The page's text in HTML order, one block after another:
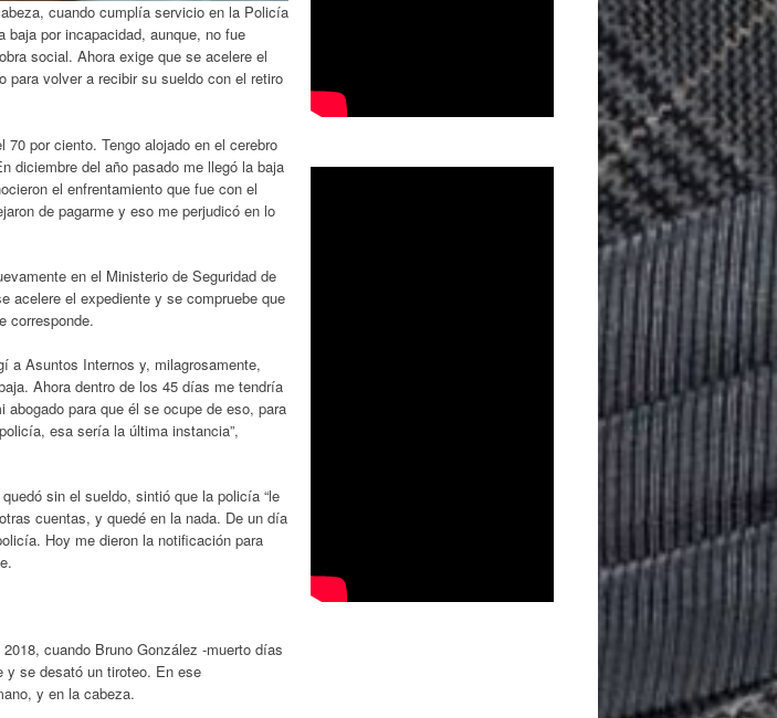
cuando cumplía servicio en la Policía
baja por incapacidad, aunque, no fue
social. Ahora exige que se acelere el
para volver a recibir su sueldo con el retiro
por ciento. Tengo alojado en el cerebro
diciembre del año pasado me llegó la baja
el enfrentamiento que fue con el
de pagarme y eso me perjudicó en lo
en el Ministerio de Seguridad de
acelere el expediente y se compruebe que
corresponde.
a Asuntos Internos y, milagrosamente,
Ahora dentro de los 45 días me tendría
para que él se ocupe de eso, para
esa sería la última instancia”,
sin el sueldo, sintió que la policía “le
cuentas, y quedé en la nada. De un día
Hoy me dieron la notificación para
cuando Bruno González -muerto días
y se desató un tiroteo. En ese
y en la cabeza.